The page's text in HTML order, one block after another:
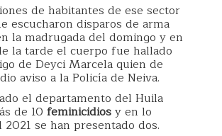
de habitantes de ese sector
escucharon disparos de arma
la madrugada del domingo y en
la tarde el cuerpo fue hallado
de Deyci Marcela quien de
aviso a la Policía de Neiva.
el departamento del Huila
de 10 feminicidiosy en lo
se han presentado dos.